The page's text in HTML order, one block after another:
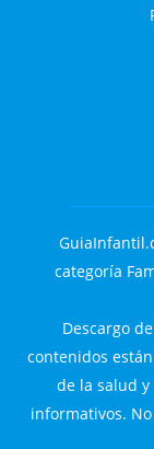
categoría
Descargo
contenidos
de la salud
informativos.